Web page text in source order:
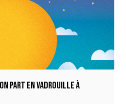
part en Vadrouille à